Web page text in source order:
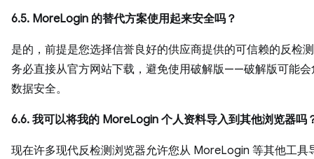
6.5. MoreLogin 的替代方案使用起来安全吗？
是的，前提是您选择信誉良好的供应商提供的可信赖的反检
务必直接从官方网站下载，避免使用破解版——破解版可能会
数据安全。
6.6. 我可以将我的 MoreLogin 个人资料导入到其他浏览器吗
现在许多现代反检测浏览器允许您从 MoreLogin 等其他工具